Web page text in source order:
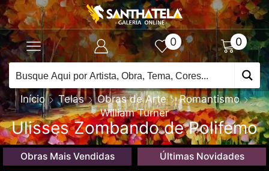
0 0
Início Telas Obras de Arte
Romantismo
William Turner
Ulisses Zombando de Polifemo
Obras Mais Vendidas Últimas Novidades